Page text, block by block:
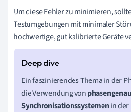
Um diese Fehler zu minimieren,
Testumgebungen mit minimaler
hochwertige, gut kalibrierte Geräte
Ein faszinierendes Thema in der
die Verwendung von
Synchronisationssystemenin der